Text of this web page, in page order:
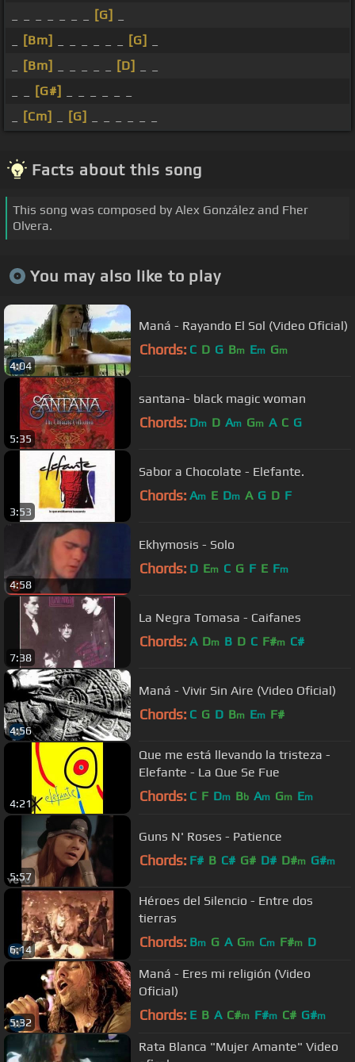
[G]
[Bm] [G]
[Bm] [D]
[G#]
[Cm] [G]
Facts about this song
This song was composed by Alex González and Fher
Olvera.
You may also like to play
4:04
Maná - Rayando El Sol (Video Oficial)
Chords: C D G Bm Em Gm
5:35
santana- black magic woman
Chords: Dm D Am Gm A C G
3:53
Sabor a Chocolate - Elefante.
Chords: Am E Dm A G D F
4:58
Ekhymosis - Solo
Chords: D Em C G F E Fm
7:38
La Negra Tomasa - Caifanes
Chords: A Dm B D C F#m C#
4:56
Maná - Vivir Sin Aire (Video Oficial)
Chords: C G D Bm Em F#
4:21
Que me está llevando la tristeza -
Elefante - La Que Se Fue
Chords: C F Dm Bb Am Gm Em
5:57
Guns N' Roses - Patience
Chords: F# B C# G# D# D#m G#m
6:14
Héroes del Silencio - Entre dos
tierras
Chords: Bm G A Gm Cm F#m D
5:32
Maná - Eres mi religión (Video
Oficial)
Chords: E B A C#m F#m C# G#m
Rata Blanca "Mujer Amante" Video